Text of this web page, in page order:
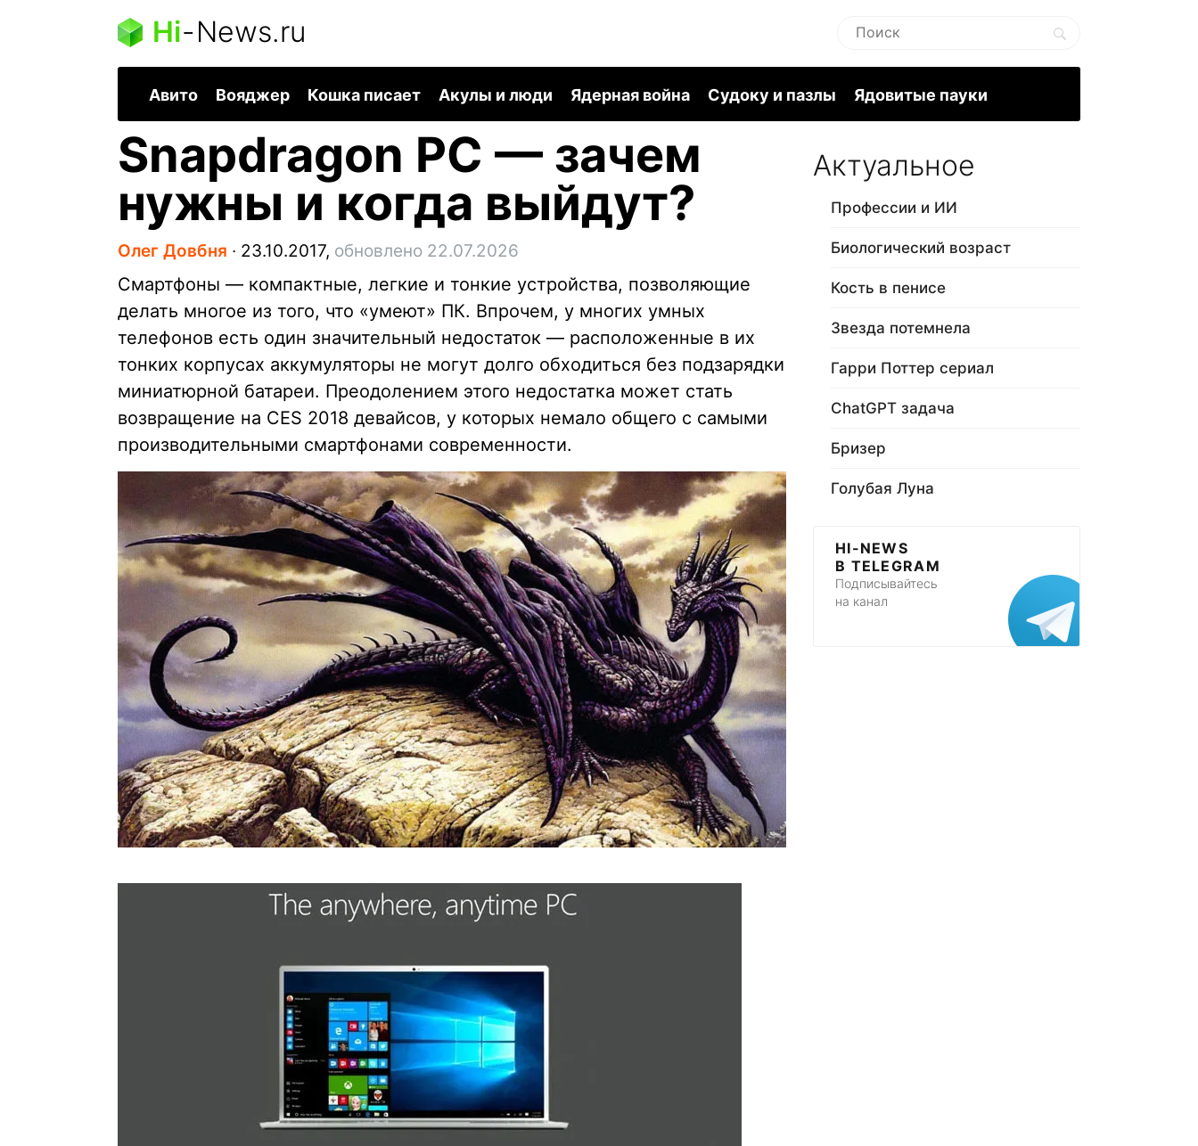
Hi-News.ru
Авито Вояджер Кошка писает Акулы и люди Ядерная война Судоку и пазлы Ядовитые пауки
Snapdragon PC — зачем
нужны и когда выйдут?
Олег Довбня ∙ 23.10.2017, обновлено 22.07.2026
Смартфоны — компактные, легкие и тонкие устройства, позволяющие
делать многое из того, что «умеют» ПК. Впрочем, у многих умных
телефонов есть один значительный недостаток — расположенные в их
тонких корпусах аккумуляторы не могут долго обходиться без подзарядки
миниатюрной батареи. Преодолением этого недостатка может стать
возвращение на CES 2018 девайсов, у которых немало общего с самыми
производительными смартфонами современности.
Актуальное
Профессии и ИИ
Биологический возраст
Кость в пенисе
Звезда потемнела
Гарри Поттер сериал
ChatGPT задача
Бризер
Голубая Луна
HI-NEWS
В TELEGRAM
Подписывайтесь
на канал